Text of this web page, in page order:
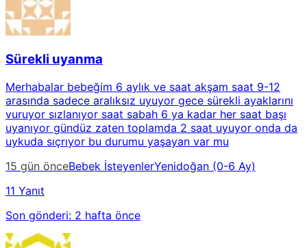
Sürekli uyanma
Merhabalar bebeğim 6 aylık ve saat akşam saat 9-12
arasında sadece aralıksız uyuyor gece sürekli ayaklarını
vuruyor sızlanıyor saat sabah 6 ya kadar her saat başı
uyanıyor gündüz zaten toplamda 2 saat uyuyor onda da
uykuda sıçrıyor bu durumu yaşayan var mu
15 gün önceBebek İsteyenlerYenidoğan (0-6 Ay)
11 Yanıt
Son gönderi: 2 hafta önce